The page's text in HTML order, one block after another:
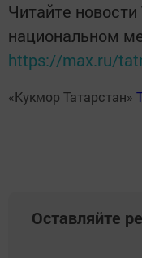
Читайте новости
национальном
https://max.ru/
«Кукмор Татарстан»
Оставляйте